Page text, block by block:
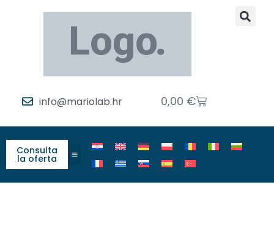
info@mariolab.hr 0,00 €
Consulta
la oferta